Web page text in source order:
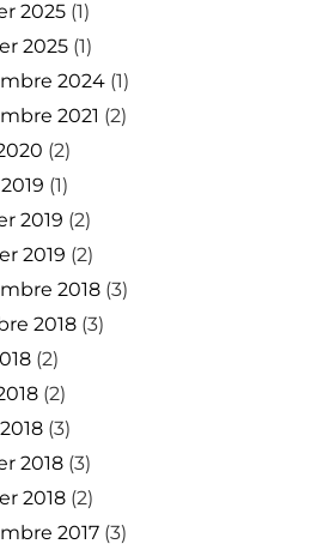
2025 (1)
2025 (1)
2024 (1)
2021 (2)
(2)
(1)
2019 (2)
2019 (2)
2018 (3)
2018 (3)
(2)
(2)
(3)
2018 (3)
2018 (2)
2017 (3)